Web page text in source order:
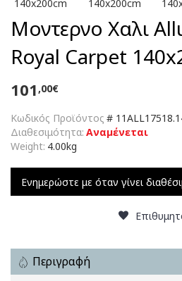
Μοντερνο Χαλι
Royal Carpet
Κωδικός Προϊόντος #
Διαθεσιμότητα: Αναμένεται
Weight: 4.00kg
101 ,00€
Ενημερώστε με όταν γίνει
Περιγραφή